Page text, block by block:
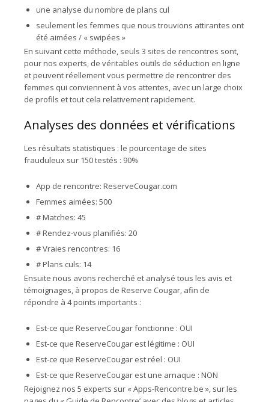
une analyse du nombre de plans cul
seulement les femmes que nous trouvions attirantes ont
été aimées / « swipées »
En suivant cette méthode, seuls 3 sites de rencontres sont,
pour nos experts, de véritables outils de séduction en ligne
et peuvent réellement vous permettre de rencontrer des
femmes qui conviennent à vos attentes, avec un large choix
de profils et tout cela relativement rapidement.
Analyses des données et vérifications
Les résultats statistiques : le pourcentage de sites
frauduleux sur 150 testés : 90%
App de rencontre: ReserveCougar.com
Femmes aimées: 500
# Matches: 45
# Rendez-vous planifiés: 20
# Vraies rencontres: 16
# Plans culs: 14
Ensuite nous avons recherché et analysé tous les avis et
témoignages, à propos de Reserve Cougar, afin de
répondre à 4 points importants :
Est-ce que ReserveCougar fonctionne : OUI
Est-ce que ReserveCougar est légitime : OUI
Est-ce que ReserveCougar est réel : OUI
Est-ce que ReserveCougar est une arnaque : NON
Rejoignez nos 5 experts sur « Apps-Rencontre.be », sur les